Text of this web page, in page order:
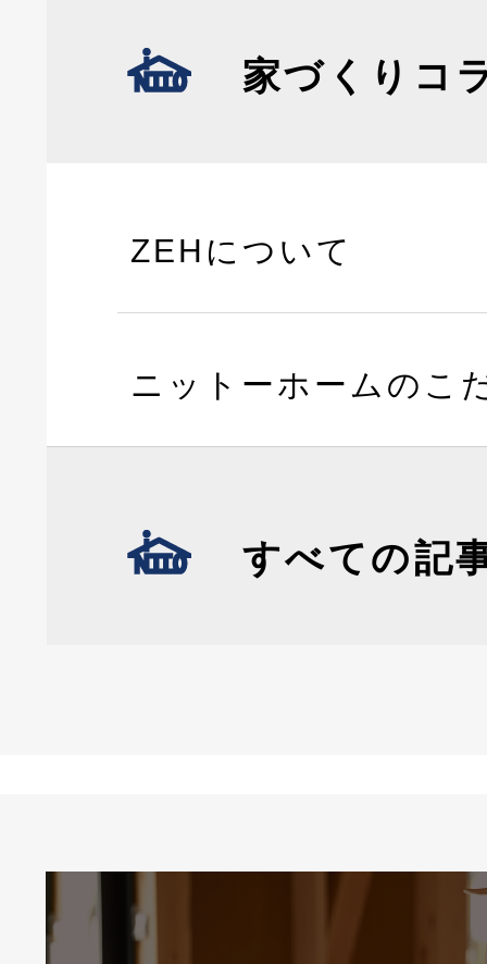
家づくりコ
ZEHについて
ニットーホームのこ
すべての記